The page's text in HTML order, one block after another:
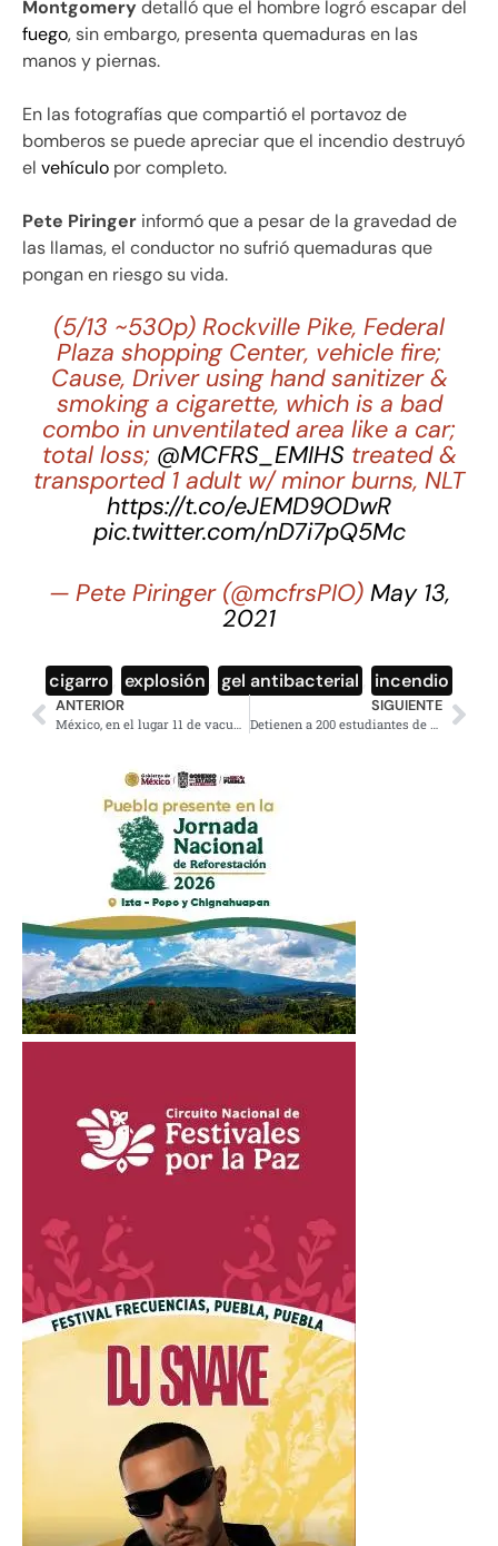
Montgomerydetalló que el hombre logró escapar del
fuego, sin embargo, presenta quemaduras en las
manos y piernas.
En las fotografías que compartió el portavoz de
bomberos se puede apreciar que el incendio destruyó
el vehículo por completo.
Pete Piringer informó que a pesar de la gravedad de
las llamas, el conductor no sufrió quemaduras que
pongan en riesgo su vida.
(5/13 ~530p) Rockville Pike, Federal
Plaza shopping Center, vehicle fire;
Cause, Driver using hand sanitizer &
smoking a cigarette, which is a bad
combo in unventilated area like a car;
total loss; @MCFRS_EMIHS treated &
transported 1 adult w/ minor burns, NLT
https://t.co/eJEMD9ODwR
pic.twitter.com/nD7i7pQ5Mc
— Pete Piringer (@mcfrsPIO) May 13,
2021
cigarro explosión gel antibacterial incendio
ANTERIOR
México, en el lugar 11 de vacunación; supera a España y Canadá
SIGUIENTE
Detienen a 200 estudiantes de Chiapas, responsabilizan a Rutilio Escandón